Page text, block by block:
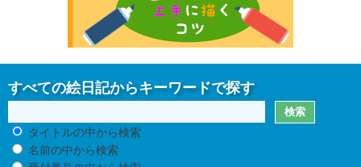
すべての絵日記からキーワードで探す
タイトルの中から検索
名前の中から検索